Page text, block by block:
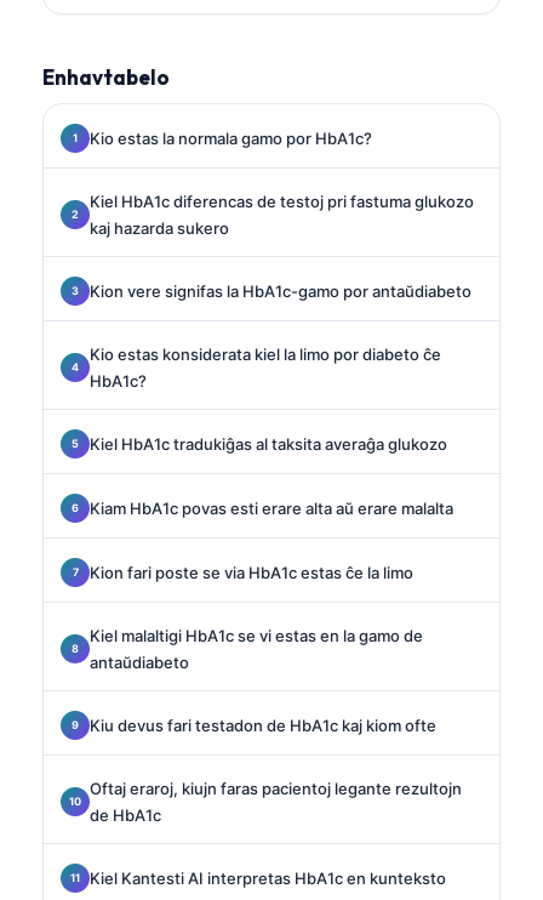
Enhavtabelo
Kio estas la normala gamo por HbA1c?
Kiel HbA1c diferencas de testoj pri fastuma glukozo
kaj hazarda sukero
Kion vere signifas la HbA1c-gamo por antaŭdiabeto
Kio estas konsiderata kiel la limo por diabeto ĉe
HbA1c?
Kiel HbA1c tradukiĝas al taksita averaĝa glukozo
Kiam HbA1c povas esti erare alta aŭ erare malalta
Kion fari poste se via HbA1c estas ĉe la limo
Kiel malaltigi HbA1c se vi estas en la gamo de
antaŭdiabeto
Kiu devus fari testadon de HbA1c kaj kiom ofte
Oftaj eraroj, kiujn faras pacientoj legante rezultojn
de HbA1c
Kiel Kantesti AI interpretas HbA1c en kunteksto